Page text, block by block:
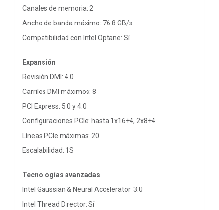
Canales de memoria: 2
Ancho de banda máximo: 76.8 GB/s
Compatibilidad con Intel Optane: Sí
Expansión
Revisión DMI: 4.0
Carriles DMI máximos: 8
PCI Express: 5.0 y 4.0
Configuraciones PCIe: hasta 1x16+4, 2x8+4
Líneas PCIe máximas: 20
Escalabilidad: 1S
Tecnologías avanzadas
Intel Gaussian & Neural Accelerator: 3.0
Intel Thread Director: Sí